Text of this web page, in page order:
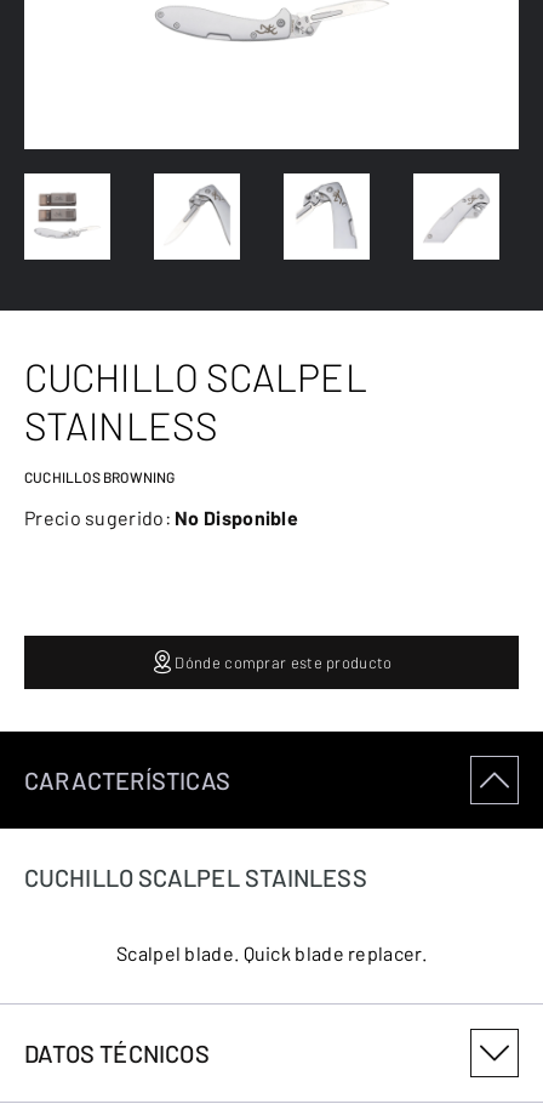
CUCHILLO SCALPEL
STAINLESS
CUCHILLOS BROWNING
Precio sugerido: No Disponible
Dónde comprar este producto
CARACTERÍSTICAS
CUCHILLO SCALPEL STAINLESS
Scalpel blade. Quick blade replacer.
DATOS TÉCNICOS